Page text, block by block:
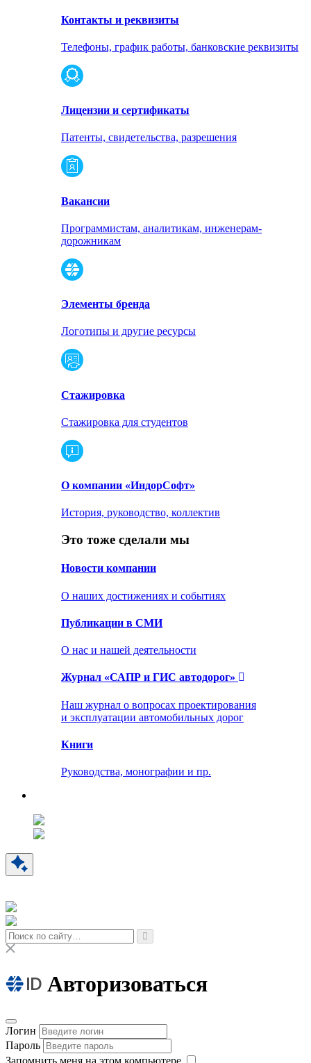
Контакты и реквизиты
Телефоны, график работы, банковские реквизиты
Лицензии и сертификаты
Патенты, свидетельства, разрешения
Вакансии
Программистам, аналитикам, инженерам-
дорожникам
Элементы бренда
Логотипы и другие ресурсы
Стажировка
Стажировка для студентов
О компании «ИндорСофт»
История, руководство, коллектив
Это тоже сделали мы
Новости компании
О наших достижениях и событиях
Публикации в СМИ
О нас и нашей деятельности
Журнал «САПР и ГИС автодорог»
Наш журнал о вопросах проектирования
и эксплуатации автомобильных дорог
Книги
Руководства, монографии и пр.
Авторизоваться
Логин
Пароль